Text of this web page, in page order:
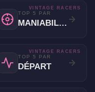
TOP 5 PAR
MANIABILITÉ
VINTAGE RACERS
TOP 5 PAR
DÉPART
VINTAGE RACERS